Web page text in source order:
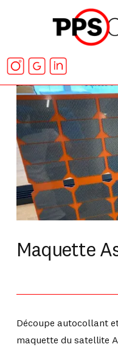
Maquette
Découpe autocollant
maquette du satellite